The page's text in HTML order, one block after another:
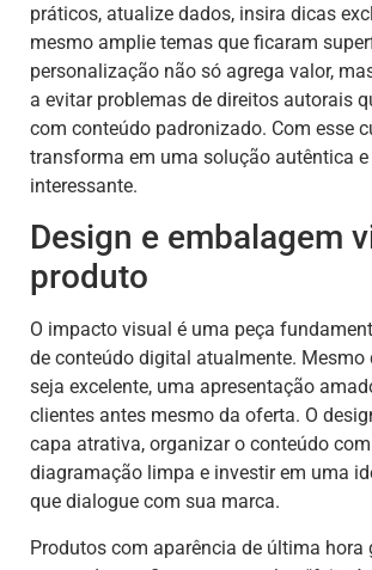
práticos, atualize dados, insira dicas
mesmo amplie temas que ficaram
personalização não só agrega valor,
a evitar problemas de direitos autorais
com conteúdo padronizado. Com esse
transforma em uma solução autêntica
interessante.
Design e embalagem
produto
O impacto visual é uma peça
de conteúdo digital atualmente. Mesmo
seja excelente, uma apresentação
clientes antes mesmo da oferta. O
capa atrativa, organizar o conteúdo
diagramação limpa e investir em uma
que dialogue com sua marca.
Produtos com aparência de última hora